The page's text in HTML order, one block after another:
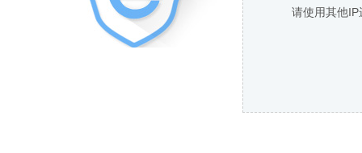
请使用其他